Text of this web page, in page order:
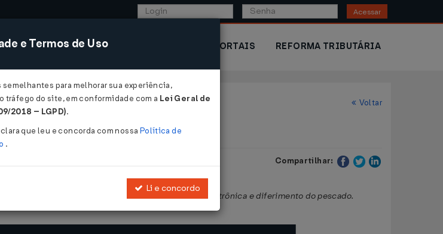
Acessar
SISTEMAS COMÉRCIO EXTERIOR PORTAIS REFORMA TRIBUTÁRIA
Voltar
Compartilhar:
e Protocolos que indica; dispõe sobre a GIM eletrônica e diferimento do pescado.
e Termos de Uso
para melhorar sua experiência,
tráfego do site, em conformidade com a Lei Geral de
2018 – LGPD).
que leu e concorda com nossa Política de
.
Li e concordo